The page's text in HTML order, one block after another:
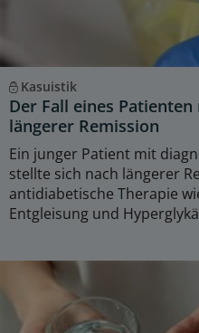
Kasuistik
Der Fall eines
längerer Remission
Ein junger Patient mit
stellte sich nach längerer
antidiabetische Therapie
Entgleisung und